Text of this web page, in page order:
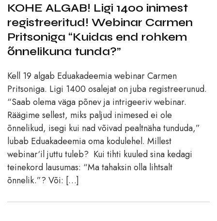
KOHE ALGAB! Ligi 1400 inimest
registreeritud! Webinar Carmen
Pritsoniga “Kuidas end rohkem
õnnelikuna tunda?”
Kell 19 algab Eduakadeemia webinar Carmen
Pritsoniga. Ligi 1400 osalejat on juba registreerunud.
“Saab olema väga põnev ja intrigeeriv webinar.
Räägime sellest, miks paljud inimesed ei ole
õnnelikud, isegi kui nad võivad pealtnäha tunduda,”
lubab Eduakadeemia oma kodulehel. Millest
webinar‘il juttu tuleb? Kui tihti kuuled sina kedagi
teinekord lausumas: “Ma tahaksin olla lihtsalt
õnnelik.”? Või: […]